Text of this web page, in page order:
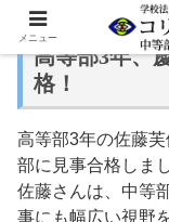
高等部3年、
格！
高等部3年の佐藤
部に見事合格しま
佐藤さんは、中等
事にも幅広い視野
メニュー